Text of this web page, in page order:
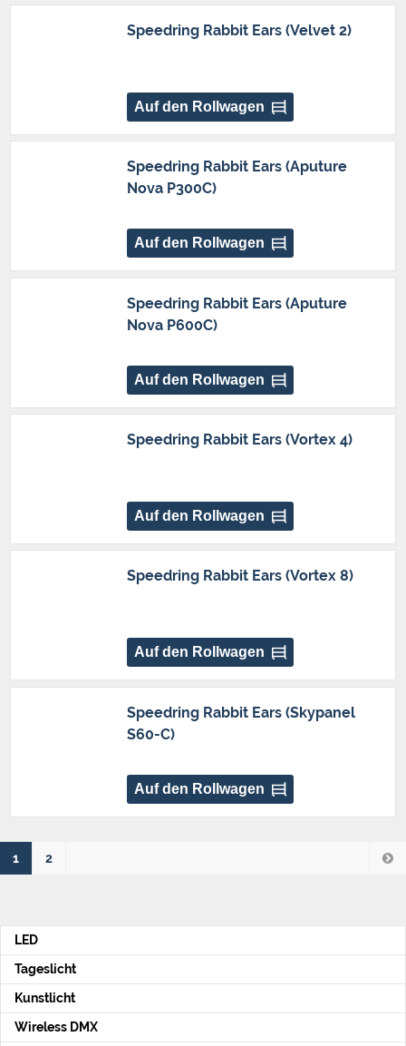
Speedring Rabbit Ears (Velvet 2)
Auf den Rollwagen
Speedring Rabbit Ears (Aputure
Nova P300C)
Auf den Rollwagen
Speedring Rabbit Ears (Aputure
Nova P600C)
Auf den Rollwagen
Speedring Rabbit Ears (Vortex 4)
Auf den Rollwagen
Speedring Rabbit Ears (Vortex 8)
Auf den Rollwagen
Speedring Rabbit Ears (Skypanel
S60-C)
Auf den Rollwagen
1 2
LED
Tageslicht
Kunstlicht
Wireless DMX